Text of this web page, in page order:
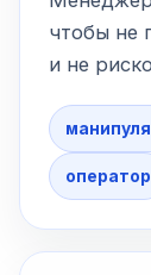
чтобы не
и не
оператор